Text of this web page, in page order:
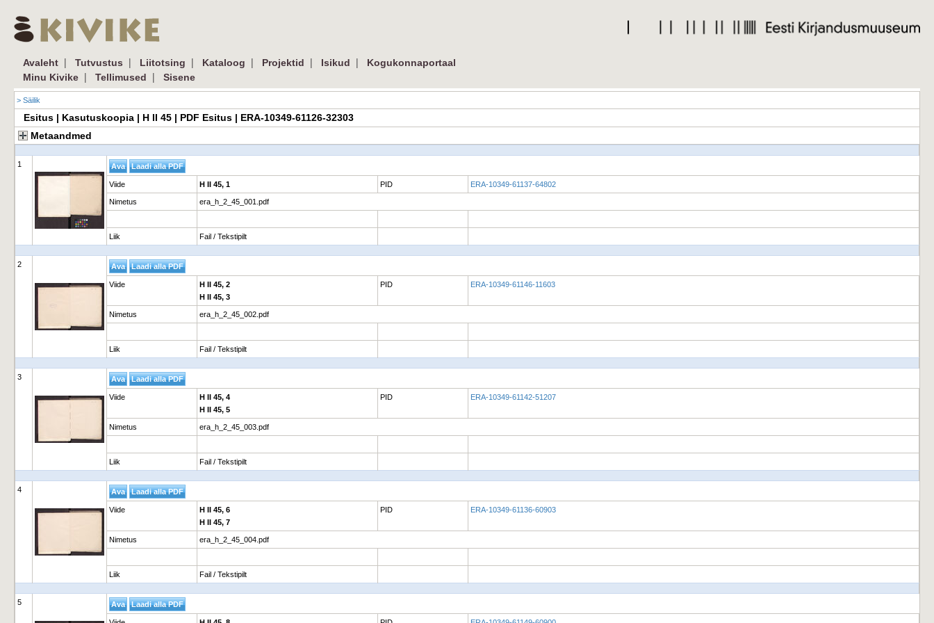
Avaleht | Tutvustus | Liitotsing | Kataloog | Projektid | Isikud |
Kogukonnaportaal
Minu Kivike | Tellimused | Sisene
> Säilik
Esitus | Kasutuskoopia | H II 45 | PDF Esitus | ERA-10349-61126-32303
Metaandmed
1
Viide H II 45, 1 PID ERA-10349-61137-64802
Nimetus era_h_2_45_001.pdf
Liik Fail / Tekstipilt
2
Viide
H II 45, 2
H II 45, 3
PID ERA-10349-61146-11603
Nimetus era_h_2_45_002.pdf
Liik Fail / Tekstipilt
3
Viide
H II 45, 4
H II 45, 5
PID ERA-10349-61142-51207
Nimetus era_h_2_45_003.pdf
Liik Fail / Tekstipilt
4
Viide
H II 45, 6
H II 45, 7
PID ERA-10349-61136-60903
Nimetus era_h_2_45_004.pdf
Liik Fail / Tekstipilt
5